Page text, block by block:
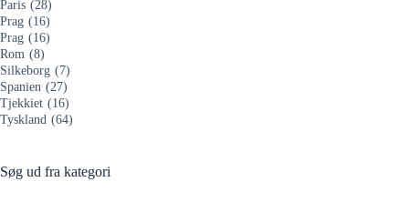
Paris (28)
Prag (16)
Prag (16)
Rom (8)
Silkeborg (7)
Spanien (27)
Tjekkiet (16)
Tyskland (64)
Søg ud fra kategori